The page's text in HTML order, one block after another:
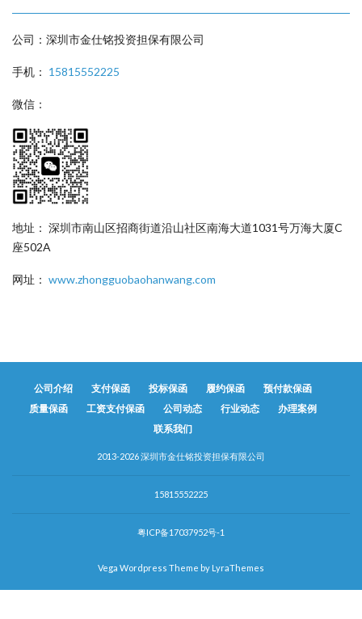
公司：深圳市金仕铭投资担保有限公司
手机： 15815552225
微信：
地址： 深圳市南山区招商街道沿山社区南海大道1031号万海大厦C
座502A
网址： www.zhongguobaohanwang.com
公司介绍 支付保函 投标保函 履约保函
预付款保函
质量保函
工资支付保函 公司动态 行业动态
办理案例
联系我们
2013-2026 深圳市金仕铭投资担保有限公司
15815552225
粤ICP备17037952号-1
Vega Wordpress Theme by LyraThemes